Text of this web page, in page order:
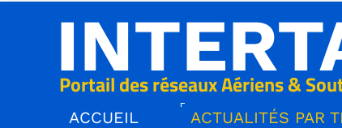
Portail des réseaux Aériens &
ACCUEIL ACTUALITÉS PAR